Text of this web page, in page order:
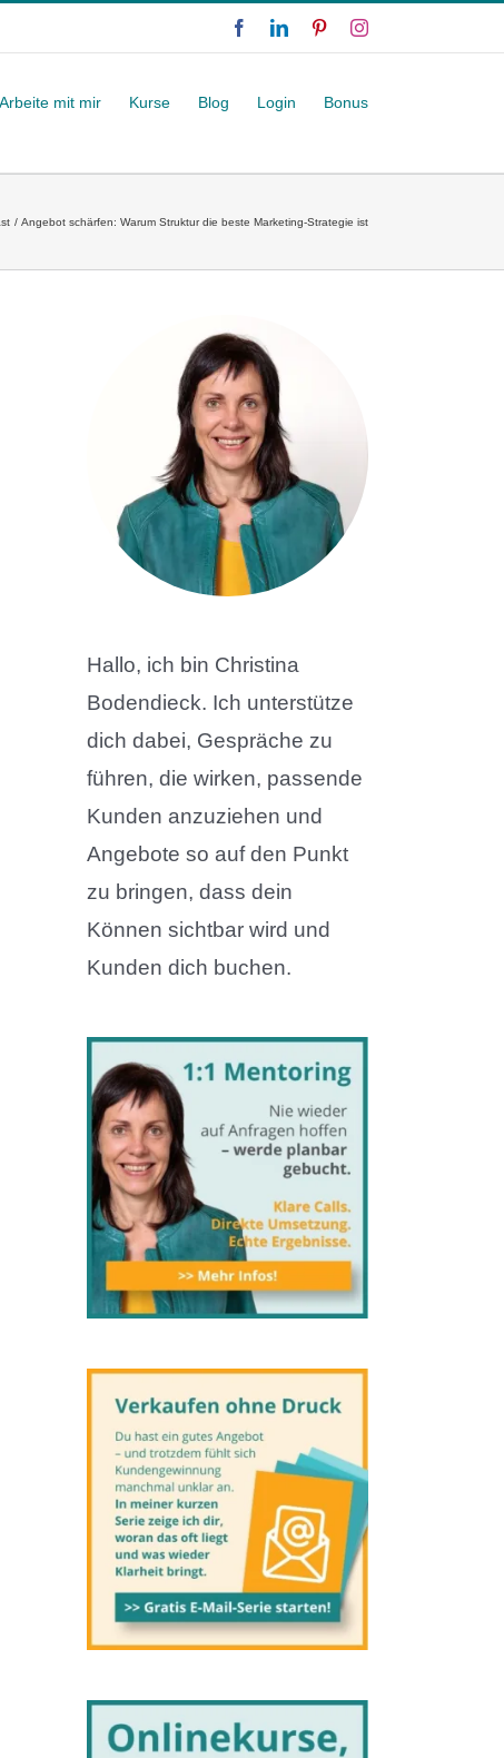
FacebookLinkedInPinterestInstagram
Arbeite mit mir Kurse Blog Login Bonus
Angebot schärfen: Warum Struktur die beste Marketing-Strategie ist
Hallo, ich bin Christina
Bodendieck. Ich unterstütze
dich dabei, Gespräche zu
führen, die wirken, passende
Kunden anzuziehen und
Angebote so auf den Punkt
zu bringen, dass dein
Können sichtbar wird und
Kunden dich buchen.